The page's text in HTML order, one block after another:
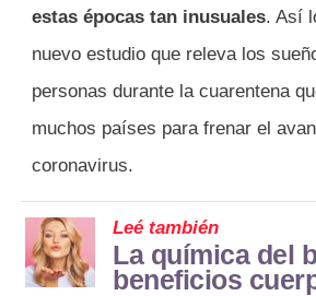
estas épocas tan inusuales. Así
nuevo estudio que releva los
personas durante la cuarentena
muchos países para frenar el
coronavirus.
Leé también
La química del
beneficios